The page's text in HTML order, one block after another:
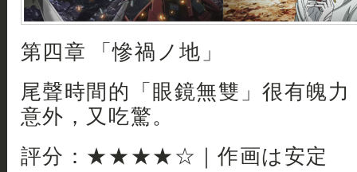
第四章 「慘禍ノ地」
尾聲時間的「眼鏡無雙」很有魄
意外，又吃驚。
評分：★★★★☆｜作画は安定